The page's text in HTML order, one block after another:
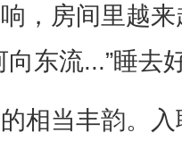
，房间里越
向东流...”睡去
相当丰韵。